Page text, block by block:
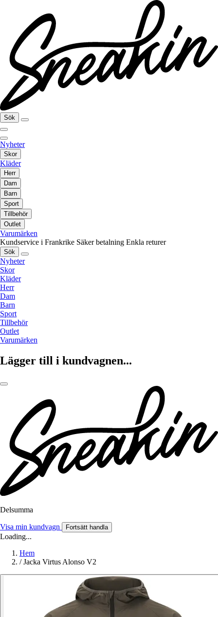
Sök
Nyheter
Skor
Kläder
Herr
Dam
Barn
Sport
Tillbehör
Outlet
Varumärken
Kundservice i Frankrike Säker betalning Enkla returer
Sök
Nyheter
Skor
Kläder
Herr
Dam
Barn
Sport
Tillbehör
Outlet
Varumärken
Lägger till i kundvagnen...
Delsumma
Visa min kundvagn Fortsätt handla
Loading...
Hem
/ Jacka Virtus Alonso V2